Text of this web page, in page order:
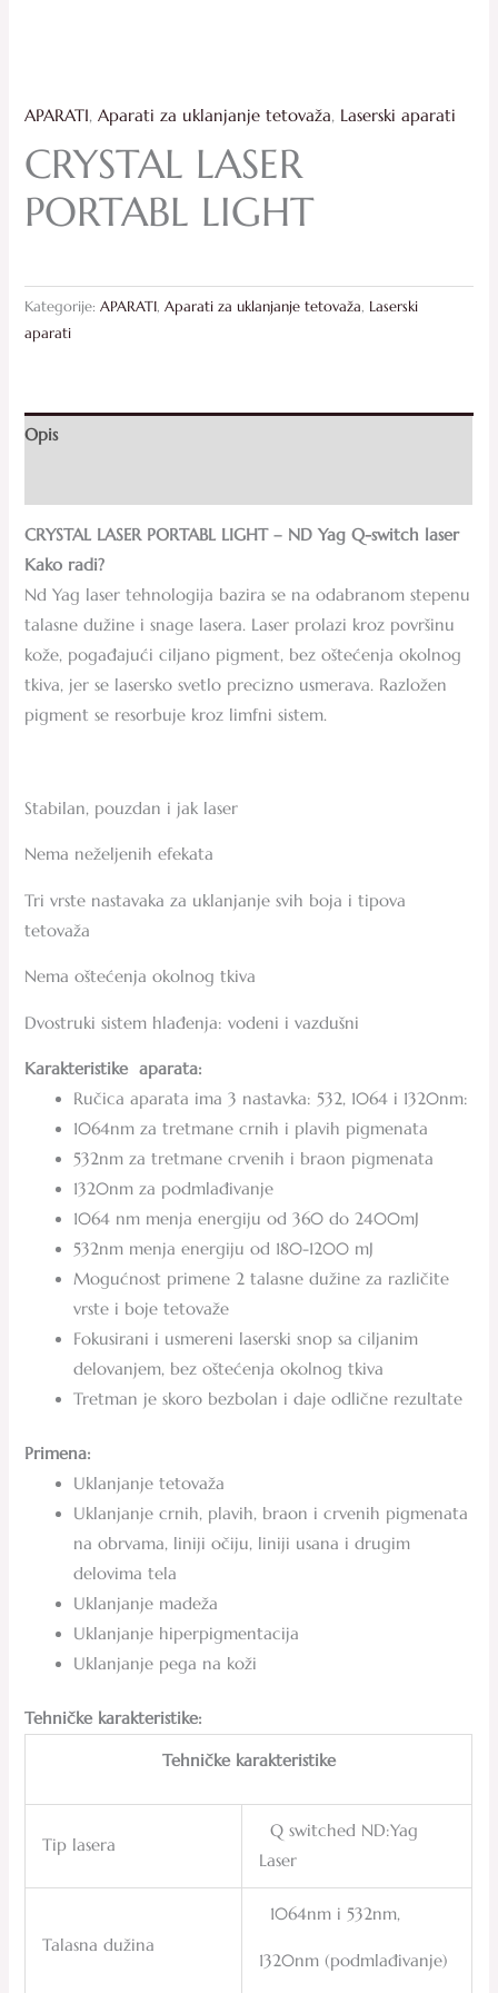
APARATI,Aparati za uklanjanje tetovaža, Laserski aparati
CRYSTAL LASER
PORTABL LIGHT
Kategorije:APARATI,Aparati za uklanjanje tetovaža, Laserski
aparati
Opis
CRYSTAL LASER PORTABL LIGHT – ND Yag Q-switch laser
Kako radi?
Nd Yag laser tehnologija bazira se na odabranom stepenu
talasne dužine i snage lasera. Laser prolazi kroz površinu
kože, pogađajući ciljano pigment, bez oštećenja okolnog
tkiva, jer se lasersko svetlo precizno usmerava. Razložen
pigment se resorbuje kroz limfni sistem.
Stabilan, pouzdan i jak laser
Nema neželjenih efekata
Tri vrste nastavaka za uklanjanje svih boja i tipova
tetovaža
Nema oštećenja okolnog tkiva
Dvostruki sistem hlađenja: vodeni i vazdušni
Karakteristike aparata:
Ručica aparata ima 3 nastavka: 532, 1064 i 1320nm:
1064nm za tretmane crnih i plavih pigmenata
532nm za tretmane crvenih i braon pigmenata
1320nm za podmlađivanje
1064 nm menja energiju od 360 do 2400mJ
532nm menja energiju od 180-1200 mJ
Mogućnost primene 2 talasne dužine za različite
vrste i boje tetovaže
Fokusirani i usmereni laserski snop sa ciljanim
delovanjem, bez oštećenja okolnog tkiva
Tretman je skoro bezbolan i daje odlične rezultate
Primena:
Uklanjanje tetovaža
Uklanjanje crnih, plavih, braon i crvenih pigmenata
na obrvama, liniji očiju, liniji usana i drugim
delovima tela
Uklanjanje madeža
Uklanjanje hiperpigmentacija
Uklanjanje pega na koži
Tehničke karakteristike:
Tehničke karakteristike
Tip lasera
Q switched ND:Yag
Laser
Talasna dužina
1064nm i 532nm,
1320nm (podmlađivanje)